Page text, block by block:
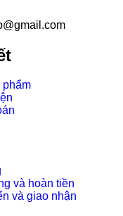
phẩm
và hoàn tiền
và giao nhận